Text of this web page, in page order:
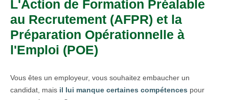
L'Action de Formation Préalable
au Recrutement (AFPR) et la
Préparation Opérationnelle à
l'Emploi (POE)
Vous êtes un employeur, vous souhaitez embaucher un
candidat, mais il lui manque certaines compétences pour